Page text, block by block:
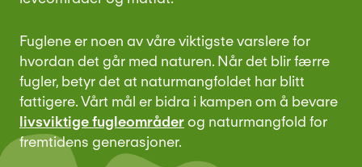
Fuglene er noen av våre viktigste varslere for
hvordan det går med naturen. Når det blir færre
fugler, betyr det at naturmangfoldet har blitt
fattigere. Vårt mål er bidra i kampen om å bevare
livsviktige fugleområderog naturmangfold for
fremtidens generasjoner.